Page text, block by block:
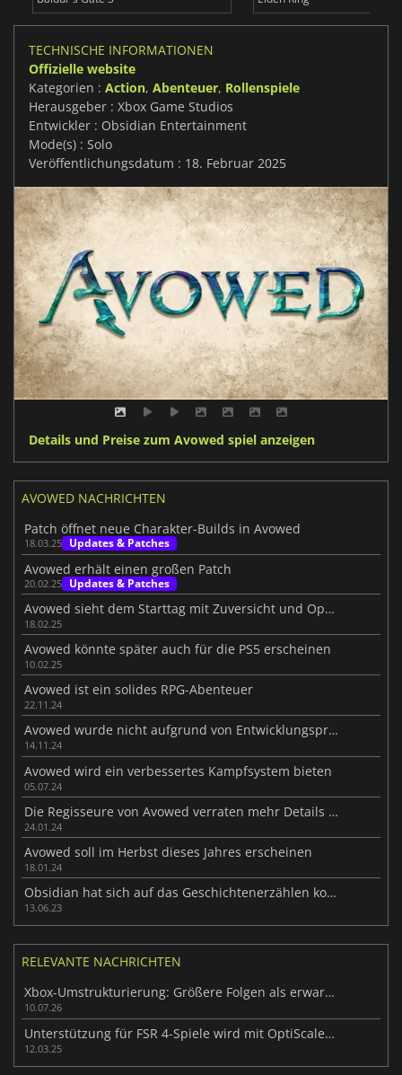
TECHNISCHE INFORMATIONEN
Offizielle website
Kategorien : Action, Abenteuer, Rollenspiele
Herausgeber : Xbox Game Studios
Entwickler : Obsidian Entertainment
Mode(s) : Solo
Veröffentlichungsdatum : 18. Februar 2025
Details und Preise zum Avowed spiel anzeigen
AVOWED NACHRICHTEN
Patch öffnet neue Charakter-Builds in Avowed
18.03.25 Updates & Patches
Avowed erhält einen großen Patch
20.02.25 Updates & Patches
Avowed sieht dem Starttag mit Zuversicht und Optimismus entgegen
18.02.25
Avowed könnte später auch für die PS5 erscheinen
10.02.25
Avowed ist ein solides RPG-Abenteuer
22.11.24
Avowed wurde nicht aufgrund von Entwicklungsproblemen verzögert
14.11.24
Avowed wird ein verbessertes Kampfsystem bieten
05.07.24
Die Regisseure von Avowed verraten mehr Details über das Spiel
24.01.24
Avowed soll im Herbst dieses Jahres erscheinen
18.01.24
Obsidian hat sich auf das Geschichtenerzählen konzentriert, um Avowed anders zu machen
13.06.23
RELEVANTE NACHRICHTEN
Xbox-Umstrukturierung: Größere Folgen als erwartet
10.07.26
Unterstützung für FSR 4-Spiele wird mit OptiScaler-Mods verbessert
12.03.25